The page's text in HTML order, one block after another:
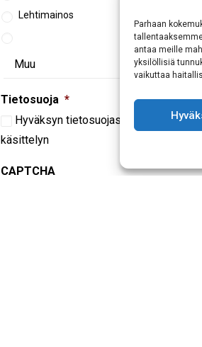
Parhaan
antaa meille
yksilöllisiä
vaikuttaa
Lehtimainos
Tietosuoja *
Hyväksyntietosuojaselosteen
käsittelyn
CAPTCHA